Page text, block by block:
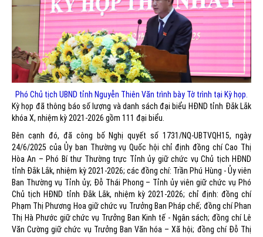
Phó Chủ tịch UBND tỉnh Nguyễn Thiên Văn trình bày Tờ trình tại Kỳ họp.
Kỳ họp đã thông báo số lượng và danh sách đại biểu HĐND tỉnh Đắk Lắk
khóa X, nhiệm kỳ 2021-2026 gồm 111 đại biểu.
Bên cạnh đó, đã công bố Nghị quyết số 1731/NQ-UBTVQH15, ngày
24/6/2025 của Ủy ban Thường vụ Quốc hội chỉ định đồng chí Cao Thị
Hòa An – Phó Bí thư Thường trực Tỉnh ủy giữ chức vụ Chủ tịch HĐND
tỉnh Đắk Lắk, nhiệm kỳ 2021-2026; các đồng chí: Trần Phú Hùng - Ủy viên
Ban Thường vụ Tỉnh ủy; Đỗ Thái Phong – Tỉnh ủy viên giữ chức vụ Phó
Chủ tịch HĐND tỉnh Đắk Lắk, nhiệm kỳ 2021-2026; chỉ định: đồng chí
Phạm Thị Phương Hoa giữ chức vụ Trưởng Ban Pháp chế; đồng chí Phan
Thị Hà Phước giữ chức vụ Trưởng Ban Kinh tế - Ngân sách; đồng chí Lê
Văn Cường giữ chức vụ Trưởng Ban Văn hóa – Xã hội; đồng chí Đỗ Thị